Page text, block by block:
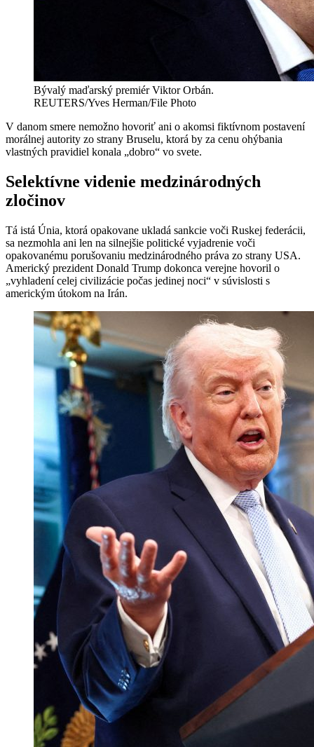
Bývalý maďarský premiér Viktor Orbán.
REUTERS/Yves Herman/File Photo
V danom smere nemožno hovoriť ani o akomsi fiktívnom postavení
morálnej autority zo strany Bruselu, ktorá by za cenu ohýbania
vlastných pravidiel konala „dobro“ vo svete.
Selektívne videnie medzinárodných
zločinov
Tá istá Únia, ktorá opakovane ukladá sankcie voči Ruskej federácii,
sa nezmohla ani len na silnejšie politické vyjadrenie voči
opakovanému porušovaniu medzinárodného práva zo strany USA.
Americký prezident Donald Trump dokonca verejne hovoril o
„vyhladení celej civilizácie počas jedinej noci“ v súvislosti s
americkým útokom na Irán.